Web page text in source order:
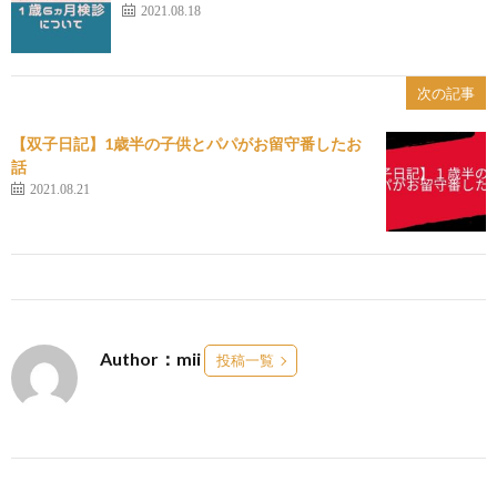
2021.08.18
次の記事
【双子日記】1歳半の子供とパパがお留守番したお
話
2021.08.21
Author：mii 投稿一覧